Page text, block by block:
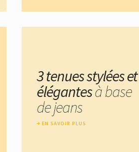
3 tenues stylées et
élégantesà base
de jeans
EN SAVOIR PLUS